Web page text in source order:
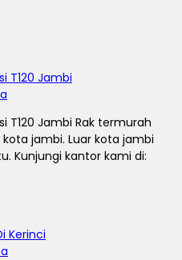
T120 Jambi
T120 Jambi Rak termurah
jambi. Luar kota jambi
Kunjungi kantor kami di:
Kerinci